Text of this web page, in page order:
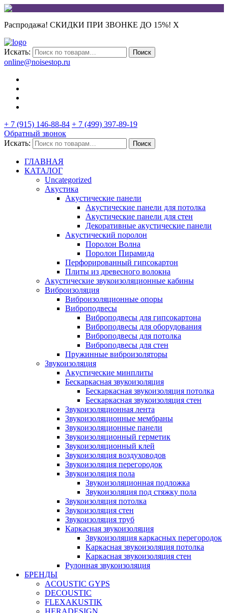
Распродажа! СКИДКИ ПРИ ЗВОНКЕ ДО 15%! X
Искать: Поиск
online@noisestop.ru
+ 7 (915) 146-88-84 + 7 (499) 397-89-19
Обратный звонок
Искать:
Поиск
ГЛАВНАЯ
КАТАЛОГ
Uncategorized
Акустика
Акустические панели
Акустические панели для потолка
Акустические панели для стен
Декоративные акустические панели
Акустический поролон
Поролон Волна
Поролон Пирамида
Перфорированный гипсокартон
Плиты из древесного волокна
Акустические звукоизоляционные кабины
Виброизоляция
Виброизоляционные опоры
Виброподвесы
Виброподвесы для гипсокартона
Виброподвесы для оборудования
Виброподвесы для потолка
Виброподвесы для стен
Пружинные виброизоляторы
Звукоизоляция
Акустические минплиты
Бескаркасная звукоизоляция
Бескаркасная звукоизоляция потолка
Бескаркасная звукоизоляция стен
Звукоизоляционная лента
Звукоизоляционные мембраны
Звукоизоляционные панели
Звукоизоляционный герметик
Звукоизоляционный клей
Звукоизоляция воздуховодов
Звукоизоляция перегородок
Звукоизоляция пола
Звукоизоляционная подложка
Звукоизоляция под стяжку пола
Звукоизоляция потолка
Звукоизоляция стен
Звукоизоляция труб
Каркасная звукоизоляция
Звукоизоляция каркасных перегородок
Каркасная звукоизоляция потолка
Каркасная звукоизоляция стен
Рулонная звукоизоляция
БРЕНДЫ
ACOUSTIC GYPS
DECOUSTIC
FLEXAKUSTIK
HERADESIGN